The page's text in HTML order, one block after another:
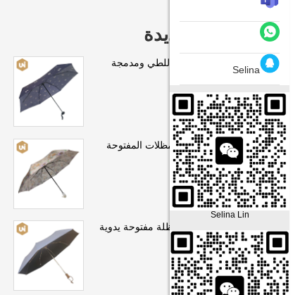
منتجات جديدة
5 مظلة يدوية قابلة للطي ومدمجة
سيدة قابلة للطي المظلات المفتوحة
اليدوية
سيدة قابلة للطي مظلة مفتوحة يدوية
Selina
Selina Lin